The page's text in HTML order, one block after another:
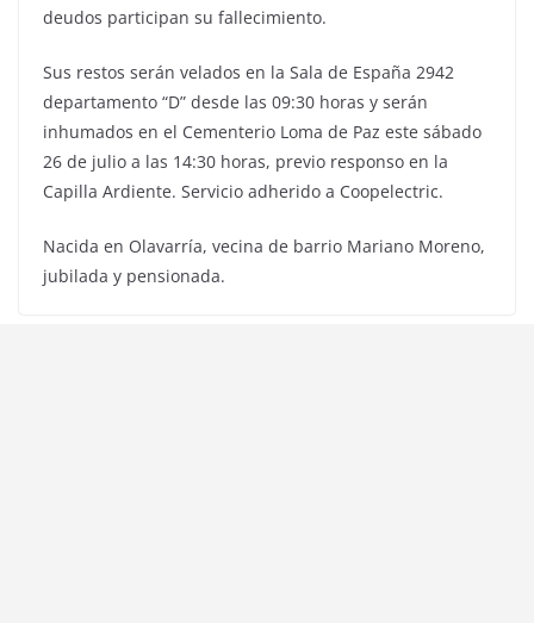
deudos participan su fallecimiento.
Sus restos serán velados en la Sala de España 2942
departamento “D” desde las 09:30 horas y serán
inhumados en el Cementerio Loma de Paz este sábado
26 de julio a las 14:30 horas, previo responso en la
Capilla Ardiente. Servicio adherido a Coopelectric.
Nacida en Olavarría, vecina de barrio Mariano Moreno,
jubilada y pensionada.